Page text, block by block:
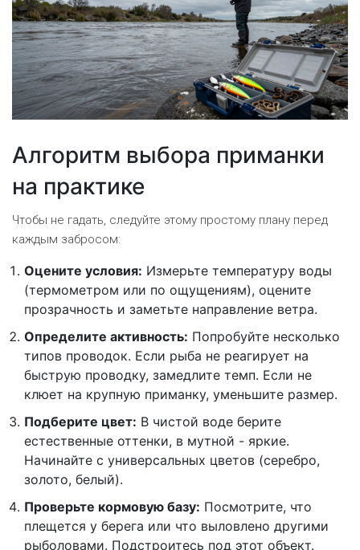
Алгоритм выбора приманки
на практике
Чтобы не гадать, следуйте этому простому плану перед
каждым забросом:
Оцените условия: Измерьте температуру воды
(термометром или по ощущениям), оцените
прозрачность и заметьте направление ветра.
Определите активность: Попробуйте несколько
типов проводок. Если рыба не реагирует на
быструю проводку, замедлите темп. Если не
клюет на крупную приманку, уменьшите размер.
Подберите цвет: В чистой воде берите
естественные оттенки, в мутной - яркие.
Начинайте с универсальных цветов (серебро,
золото, белый).
Проверьте кормовую базу: Посмотрите, что
плещется у берега или что выловлено другими
рыболовами. Подстроитесь под этот объект.